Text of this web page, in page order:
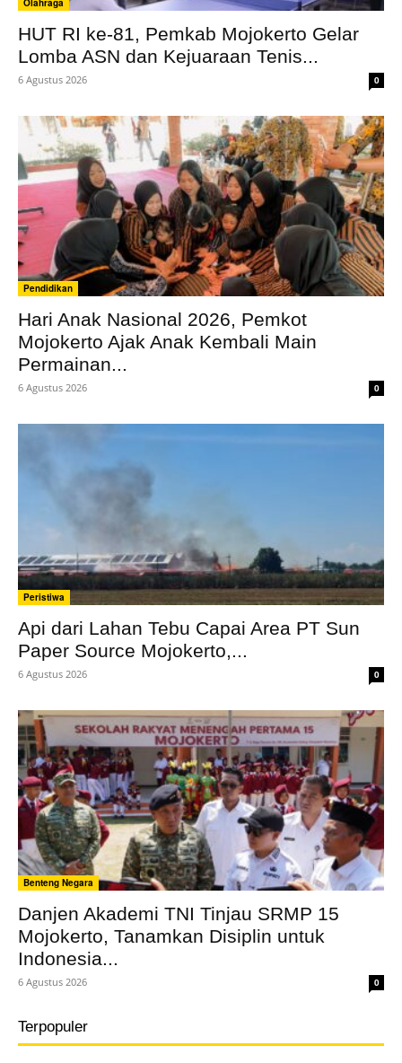
HUT RI ke-81, Pemkab Mojokerto Gelar
Lomba ASN dan Kejuaraan Tenis...
6 Agustus 2026 0
Pendidikan
Hari Anak Nasional 2026, Pemkot
Mojokerto Ajak Anak Kembali Main
Permainan...
6 Agustus 2026 0
Peristiwa
Api dari Lahan Tebu Capai Area PT Sun
Paper Source Mojokerto,...
6 Agustus 2026 0
Benteng Negara
Danjen Akademi TNI Tinjau SRMP 15
Mojokerto, Tanamkan Disiplin untuk
Indonesia...
6 Agustus 2026 0
Terpopuler